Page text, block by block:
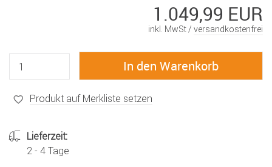
1.049,99 EUR
inkl. MwSt / versandkostenfrei
Produkt auf Merkliste setzen
Lieferzeit:
2 - 4 Tage